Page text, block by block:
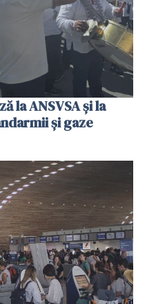
la ANSVSA și la
și gaze